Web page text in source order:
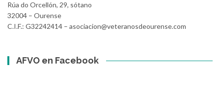
Rúa do Orcellón, 29, sótano
32004 – Ourense
C.I.F.: G32242414 – asociacion@veteranosdeourense.com
AFVO en Facebook